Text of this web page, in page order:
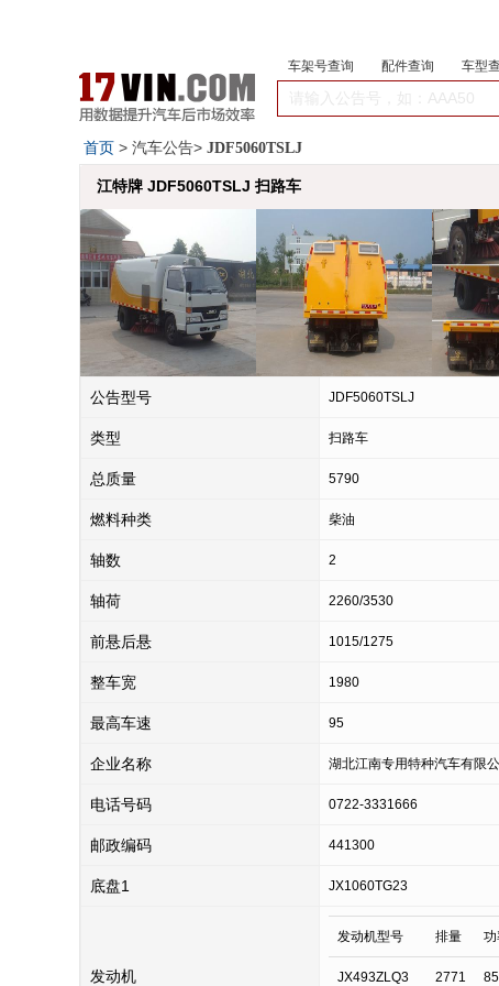
车架号查询 配件查询 车型
首页 > 汽车公告> JDF5060TSLJ
江特牌 JDF5060TSLJ 扫路车
公告型号 JDF5060TSLJ
类型 扫路车
总质量 5790
燃料种类 柴油
轴数 2
轴荷 2260/3530
前悬后悬 1015/1275
整车宽 1980
最高车速 95
企业名称 湖北江南专用特种汽车有限
电话号码 0722-3331666
邮政编码 441300
底盘1 JX1060TG23
发动机
发动机型号 排量
JX493ZLQ3 2771 85